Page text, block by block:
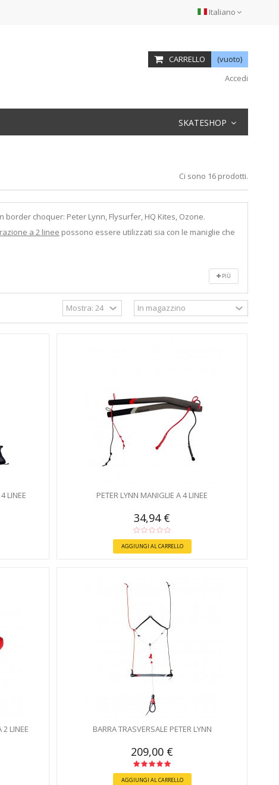
Italiano
CARRELLO
(vuoto)
Accedi
SKATESHOP
Ci sono 16 prodotti.
choquer: Peter Lynn, Flysurfer, HQ Kites, Ozone.
a 2 linee possono essere utilizzati sia con le maniglie che
PIÙ
LINEE PETER LYNN MANIGLIE A 4 LINEE
34,94 €
AGGIUNGI AL CARRELLO
2 LINEE BARRA TRASVERSALE PETER LYNN
209,00 €
AGGIUNGI AL CARRELLO